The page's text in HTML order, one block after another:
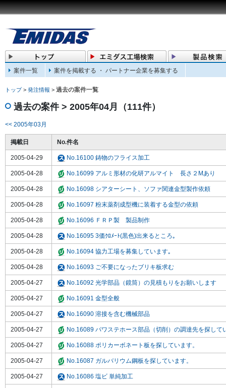
案件一覧 案件を掲載する ・ パートナー企業を募集する
トップ> 発注情報 > 過去の案件一覧
過去の案件 > 2005年04月（111件）
<< 2005年03月
掲載日 No.件名
2005-04-29 No.16100 鋳物のフライス加工
2005-04-28 No.16099 アルミ形材の化研アルマイト 長さ２Mあり
2005-04-28 No.16098 シアターシート、ソファ関連金型製作依頼
2005-04-28 No.16097 粉末薬剤成型機に装着する金型の依頼
2005-04-28 No.16096 ＦＲＰ製 製品制作
2005-04-28 No.16095 3価ｸﾛﾒｰﾄ(黒色)出来るところ｡
2005-04-28 No.16094 協力工場を募集しています｡
2005-04-28 No.16093 ご不要になったブリキ板求む
2005-04-27 No.16092 光学部品（鏡筒）の見積もりをお願いします
2005-04-27 No.16091 金型全般
2005-04-27 No.16090 溶接を含む機械部品
2005-04-27 No.16089 パワステホース部品（切削）の調達先を探して
2005-04-27 No.16088 ポリカーボネート板を探しています。
2005-04-27 No.16087 ガルバリウム鋼板を探しています。
2005-04-27 No.16086 塩ビ 単純加工